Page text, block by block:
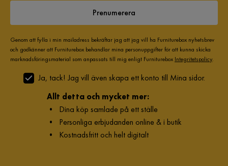
Prenumerera
Genom att fylla i min mailadress bekräftar jag att jag vill ha Furniturebox nyhetsbrev
och godkänner att Furniturebox behandlar mina personuppgifter för att kunna skicka
marknadsföringsmaterial som anpassats till mig enligt Furniturebox Integritetspolicy.
Ja, tack! Jag vill även skapa ett konto till Mina sidor.
Allt detta och mycket mer:
• Dina köp samlade på ett ställe
• Personliga erbjudanden online & i butik
• Kostnadsfritt och helt digitalt